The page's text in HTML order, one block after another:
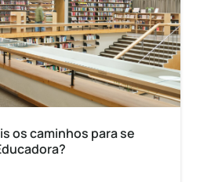
os caminhos para se